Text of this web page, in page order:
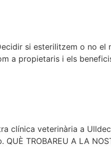
si esterilitzem o no el
a propietaris i els
clínica veterinària a
TROBAREU A LA